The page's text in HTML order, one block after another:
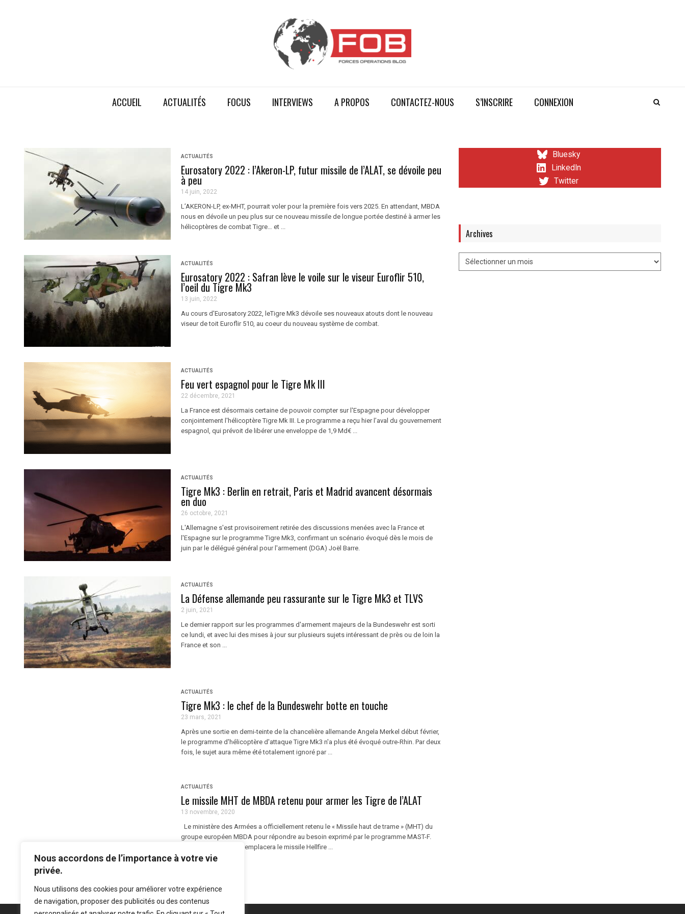
Nous accordons de l’importance à votre vie
privée.
Nous utilisons des cookies pour améliorer votre expérience
de navigation, proposer des publicités ou des contenus
ACCUEIL ACTUALITÉS FOCUS INTERVIEWS A PROPOS CONTACTEZ-NOUS S’INSCRIRE CONNEXION
ACTUALITÉS
Eurosatory 2022 : l’Akeron-LP, futur missile de l’ALAT, se dévoile peu
à peu
14 juin, 2022
L’AKERON-LP, ex-MHT, pourrait voler pour la première fois vers 2025. En attendant, MBDA
nous en dévoile un peu plus sur ce nouveau missile de longue portée destiné à armer les
hélicoptères de combat Tigre… et ...
ACTUALITÉS
Eurosatory 2022 : Safran lève le voile sur le viseur Euroflir 510,
l’oeil du Tigre Mk3
13 juin, 2022
Au cours d'Eurosatory 2022, leTigre Mk3 dévoile ses nouveaux atouts dont le nouveau
viseur de toit Euroflir 510, au coeur du nouveau système de combat.
ACTUALITÉS
Feu vert espagnol pour le Tigre Mk III
22 décembre, 2021
La France est désormais certaine de pouvoir compter sur l'Espagne pour développer
conjointement l'hélicoptère Tigre Mk III. Le programme a reçu hier l’aval du gouvernement
espagnol, qui prévoit de libérer une enveloppe de 1,9 Md€ ...
ACTUALITÉS
Tigre Mk3 : Berlin en retrait, Paris et Madrid avancent désormais
en duo
26 octobre, 2021
L'Allemagne s'est provisoirement retirée des discussions menées avec la France et
l'Espagne sur le programme Tigre Mk3, confirmant un scénario évoqué dès le mois de
juin par le délégué général pour l'armement (DGA) Joël Barre.
ACTUALITÉS
La Défense allemande peu rassurante sur le Tigre Mk3 et TLVS
2 juin, 2021
Le dernier rapport sur les programmes d'armement majeurs de la Bundeswehr est sorti
ce lundi, et avec lui des mises à jour sur plusieurs sujets intéressant de près ou de loin la
France et son ...
ACTUALITÉS
Tigre Mk3 : le chef de la Bundeswehr botte en touche
23 mars, 2021
Après une sortie en demi-teinte de la chancelière allemande Angela Merkel début février,
le programme d'hélicoptère d'attaque Tigre Mk3 n'a plus été évoqué outre-Rhin. Par deux
fois, le sujet aura même été totalement ignoré par ...
ACTUALITÉS
Le missile MHT de MBDA retenu pour armer les Tigre de l’ALAT
13 novembre, 2020
Le ministère des Armées a officiellement retenu le « Missile haut de trame » (MHT) du
groupe européen MBDA pour répondre au besoin exprimé par le programme MAST-F.
Dès 2028, ce missile remplacera le missile Hellfire ...
Bluesky
LinkedIn
Twitter
Archives